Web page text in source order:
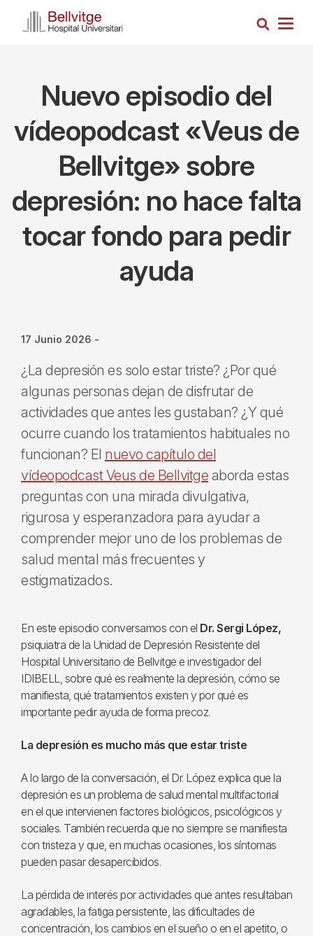
Busca
Nuevo episodio del
vídeopodcast «Veus de
Bellvitge» sobre
depresión: no hace falta
tocar fondo para pedir
ayuda
17 Junio 2026 -
¿La depresión es solo estar triste? ¿Por qué
algunas personas dejan de disfrutar de
actividades que antes les gustaban? ¿Y qué
ocurre cuando los tratamientos habituales no
funcionan? El nuevo capítulo del
vídeopodcast Veus de Bellvitge aborda estas
preguntas con una mirada divulgativa,
rigurosa y esperanzadora para ayudar a
comprender mejor uno de los problemas de
salud mental más frecuentes y
estigmatizados.
En este episodio conversamos con el Dr. Sergi López,
psiquiatra de la Unidad de Depresión Resistente del
Hospital Universitario de Bellvitge e investigador del
IDIBELL, sobre qué es realmente la depresión, cómo se
manifiesta, qué tratamientos existen y por qué es
importante pedir ayuda de forma precoz.
La depresión es mucho más que estar triste
A lo largo de la conversación, el Dr. López explica que la
depresión es un problema de salud mental multifactorial
en el que intervienen factores biológicos, psicológicos y
sociales. También recuerda que no siempre se manifiesta
con tristeza y que, en muchas ocasiones, los síntomas
pueden pasar desapercibidos.
La pérdida de interés por actividades que antes resultaban
agradables, la fatiga persistente, las dificultades de
concentración, los cambios en el sueño o en el apetito, o